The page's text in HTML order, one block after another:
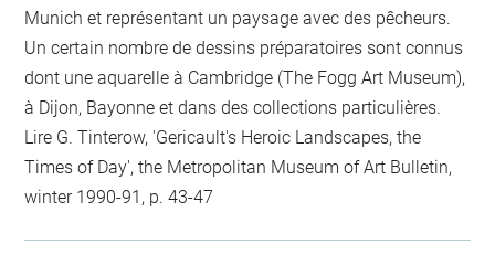
Munich et représentant un paysage avec des pêcheurs.
Un certain nombre de dessins préparatoires sont connus
dont une aquarelle à Cambridge (The Fogg Art Museum),
à Dijon, Bayonne et dans des collections particulières.
Lire G. Tinterow, 'Gericault's Heroic Landscapes, the
Times of Day', the Metropolitan Museum of Art Bulletin,
winter 1990-91, p. 43-47